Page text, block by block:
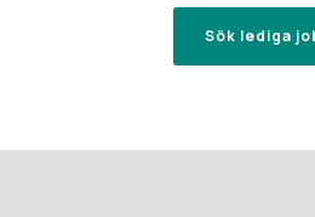
Sök lediga